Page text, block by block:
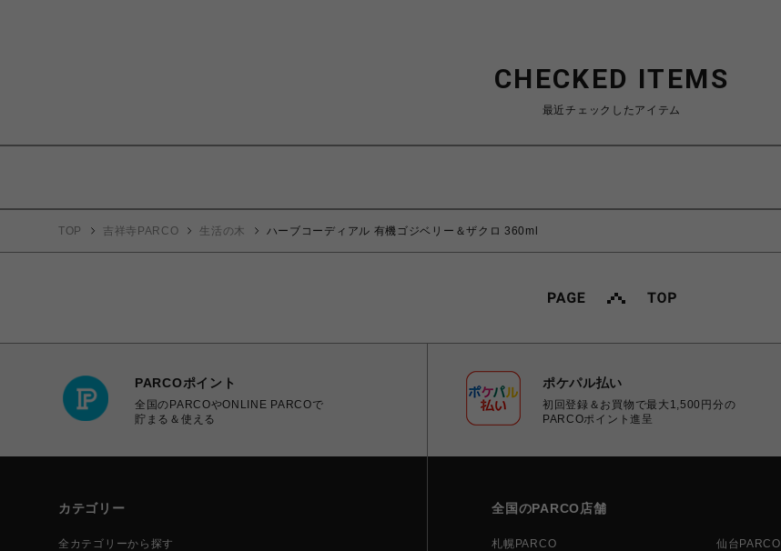
CHECKED ITEMS
最近チェックしたアイテム
TOP 吉祥寺PARCO 生活の木 ハーブコーディアル 有機ゴジベリー＆ザクロ 360ml
PARCOポイント
全国のPARCOやONLINE PARCOで
貯まる＆使える
ポケパル払い
初回登録＆お買物で最大1,500円分の
PARCOポイント進呈
カテゴリー
全カテゴリーから探す
全国のPARCO店舗
札幌PARCO 仙台PARCO